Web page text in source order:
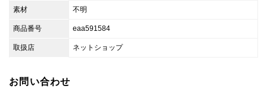
素材 不明
商品番号 eaa591584
取扱店 ネットショップ
お問い合わせ